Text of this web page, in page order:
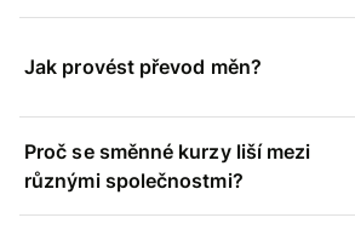
Jak provést převod měn?
Proč se směnné kurzy liší mezi
různými společnostmi?